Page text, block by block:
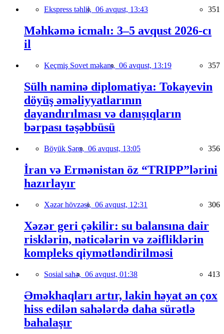
Ekspress təhlil, 06 avqust, 13:43 351
Məhkəmə icmalı: 3–5 avqust 2026-cı
il
Keçmiş Sovet məkanı, 06 avqust, 13:19 357
Sülh naminə diplomatiya: Tokayevin
döyüş əməliyyatlarının
dayandırılması və danışıqların
bərpası təşəbbüsü
Böyük Şərq, 06 avqust, 13:05 356
İran və Ermənistan öz “TRIPP”lərini
hazırlayır
Xəzər hövzəsi, 06 avqust, 12:31 306
Xəzər geri çəkilir: su balansına dair
risklərin, nəticələrin və zəifliklərin
kompleks qiymətləndirilməsi
Sosial sahə, 06 avqust, 01:38 413
Əməkhaqları artır, lakin həyat ən çox
hiss edilən sahələrdə daha sürətlə
bahalaşır